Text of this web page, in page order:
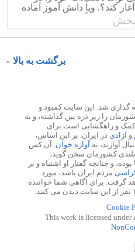
کند؟. ویا دانش آموز آماده
دانشگاهی است؟.
پخش
برگشت به بالا
محله در ۱۳ اسفند ۱۳۸۷ پایه گذاری شد. این سایت کمبود و
را زیر ذره بین گذاشته، و به
و راهگشایی است برای
و آزادی در ایران. بر این اساس،
آوازند، نه آوازه خوان . آن کس
کشورمان سخن گوید،
و چنانچه گفتار او اشتباه و بر
مردم ایران باشد، مورد
گرفت. برای آگاهی شما خواننده
Cookie
This work is licensed under